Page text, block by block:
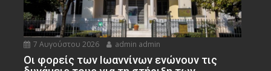
7 Αυγούστου 2026 admin admin
Οι φορείς των Ιωαννίνων ενώνουν τις